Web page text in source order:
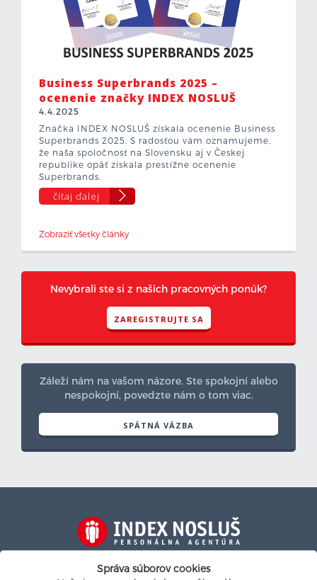
Business Superbrands 2025 –
ocenenie značky INDEX NOSLUŠ
4.4.2025
Značka INDEX NOSLUŠ získala ocenenie Business
Superbrands 2025. S radosťou vám oznamujeme,
že naša spoločnosť na Slovensku aj v Českej
republike opäť získala prestížne ocenenie
Superbrands.
čítaj ďalej
Zobraziť všetky články
Nevybrali ste si z našich pracovných ponúk?
ZAREGISTRUJTE SA
Záleží nám na vašom názore. Ste spokojní alebo
nespokojní, povedzte nám o tom viac.
SPÄTNÁ VÄZBA
Na personalistickom trhu od roku 1991
Správa súborov cookies